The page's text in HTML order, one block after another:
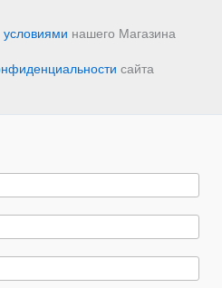
нашего Магазина
сайта